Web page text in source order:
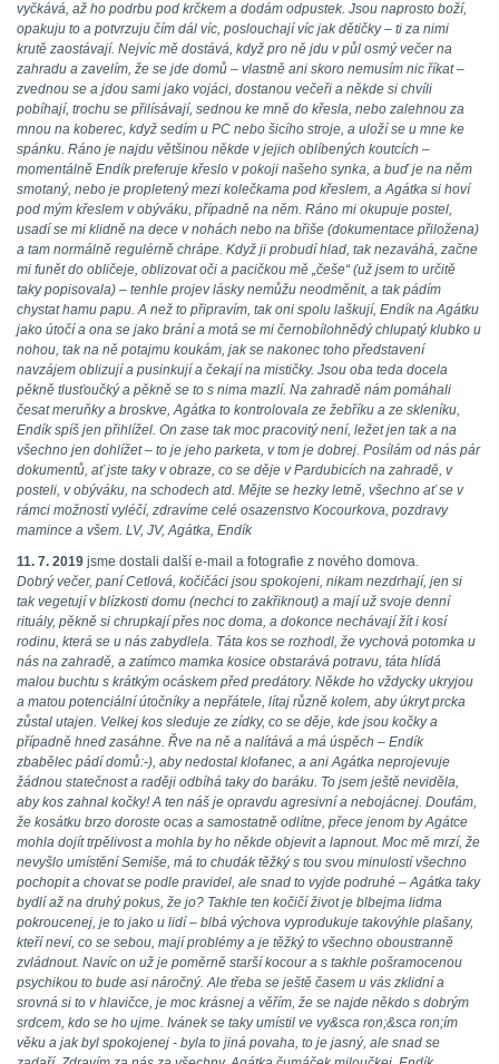
vyčkává, až ho podrbu pod krčkem a dodám odpustek. Jsou naprosto boží,
opakuju to a potvrzuju čím dál víc, poslouchají víc jak dětičky – ti za nimi
krutě zaostávají. Nejvíc mě dostává, když pro ně jdu v půl osmý večer na
zahradu a zavelím, že se jde domů – vlastně ani skoro nemusím nic říkat –
zvednou se a jdou sami jako vojáci, dostanou večeři a někde si chvíli
pobíhají, trochu se přilísávají, sednou ke mně do křesla, nebo zalehnou za
mnou na koberec, když sedím u PC nebo šicího stroje, a uloží se u mne ke
spánku. Ráno je najdu většinou někde v jejich oblíbených koutcích –
momentálně Endík preferuje křeslo v pokoji našeho synka, a buď je na něm
smotaný, nebo je propletený mezi kolečkama pod křeslem, a Agátka si hoví
pod mým křeslem v obýváku, případně na něm. Ráno mi okupuje postel,
usadí se mi klidně na dece v nohách nebo na břiše (dokumentace přiložena)
a tam normálně regulérně chrápe. Když ji probudí hlad, tak nezaváhá, začne
mi funět do obličeje, oblizovat oči a pacičkou mě „češe“ (už jsem to určitě
taky popisovala) – tenhle projev lásky nemůžu neodměnit, a tak pádím
chystat hamu papu. A než to připravím, tak oni spolu laškují, Endík na Agátku
jako útočí a ona se jako brání a motá se mi černobílohnědý chlupatý klubko u
nohou, tak na ně potajmu koukám, jak se nakonec toho představení
navzájem oblizují a pusinkují a čekají na mističky. Jsou oba teda docela
pěkně tlusťoučký a pěkně se to s nima mazlí. Na zahradě nám pomáhali
česat meruňky a broskve, Agátka to kontrolovala ze žebříku a ze skleníku,
Endík spíš jen přihlížel. On zase tak moc pracovitý není, ležet jen tak a na
všechno jen dohlížet – to je jeho parketa, v tom je dobrej. Posílám od nás pár
dokumentů, ať jste taky v obraze, co se děje v Pardubicích na zahradě, v
posteli, v obýváku, na schodech atd. Mějte se hezky letně, všechno ať se v
rámci možností vyléčí, zdravíme celé osazenstvo Kocourkova, pozdravy
mamince a všem. LV, JV, Agátka, Endík
11. 7. 2019 jsme dostali další e-mail a fotografie z nového domova.
Dobrý večer, paní Cetlová, kočičáci jsou spokojeni, nikam nezdrhají, jen si
tak vegetují v blízkosti domu (nechci to zakřiknout) a mají už svoje denní
rituály, pěkně si chrupkají přes noc doma, a dokonce nechávají žít i kosí
rodinu, která se u nás zabydlela. Táta kos se rozhodl, že vychová potomka u
nás na zahradě, a zatímco mamka kosice obstarává potravu, táta hlídá
malou buchtu s krátkým ocáskem před predátory. Někde ho vždycky ukryjou
a matou potenciální útočníky a nepřátele, lítaj různě kolem, aby úkryt prcka
zůstal utajen. Velkej kos sleduje ze zídky, co se děje, kde jsou kočky a
případně hned zasáhne. Řve na ně a nalítává a má úspěch – Endík
zbabělec pádí domů:-), aby nedostal klofanec, a ani Agátka neprojevuje
žádnou statečnost a raději odbíhá taky do baráku. To jsem ještě neviděla,
aby kos zahnal kočky! A ten náš je opravdu agresivní a nebojácnej. Doufám,
že kosátku brzo doroste ocas a samostatně odlítne, přece jenom by Agátce
mohla dojít trpělivost a mohla by ho někde objevit a lapnout. Moc mě mrzí, že
nevyšlo umístění Semiše, má to chudák těžký s tou svou minulostí všechno
pochopit a chovat se podle pravidel, ale snad to vyjde podruhé – Agátka taky
bydlí až na druhý pokus, že jo? Takhle ten kočičí život je blbejma lidma
pokroucenej, je to jako u lidí – blbá výchova vyprodukuje takovýhle plašany,
kteří neví, co se sebou, mají problémy a je těžký to všechno oboustranně
zvládnout. Navíc on už je poměrně starší kocour a s takhle pošramocenou
psychikou to bude asi náročný. Ale třeba se ještě časem u vás zklidní a
srovná si to v hlavičce, je moc krásnej a věřím, že se najde někdo s dobrým
srdcem, kdo se ho ujme. Ivánek se taky umístil ve vy&sca ron;&sca ron;ím
věku a jak byl spokojenej - byla to jiná povaha, to je jasný, ale snad se